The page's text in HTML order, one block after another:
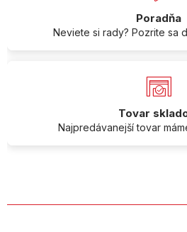
Poradňa
Neviete si rady? Pozrite sa
Tovar
Najpredávanejší tovar